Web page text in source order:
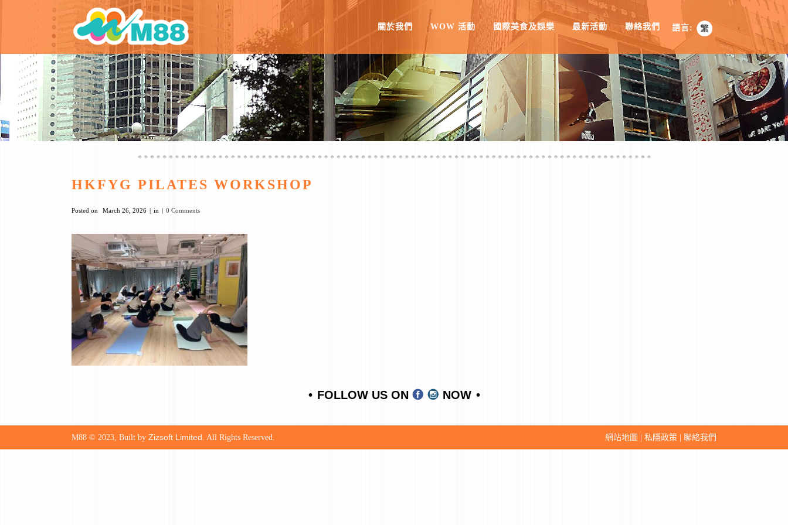
關於我們 WOW 活動 國際美食及娛樂 最新活動 聯絡我們 語言:
HKFYG PILATES WORKSHOP
Posted on March 26, 2026 in 0 Comments
FOLLOW US ON NOW
M88 © 2023, Built by Zizsoft Limited . All Rights Reserved. 網站地圖 | 私隱政策 | 聯絡我們